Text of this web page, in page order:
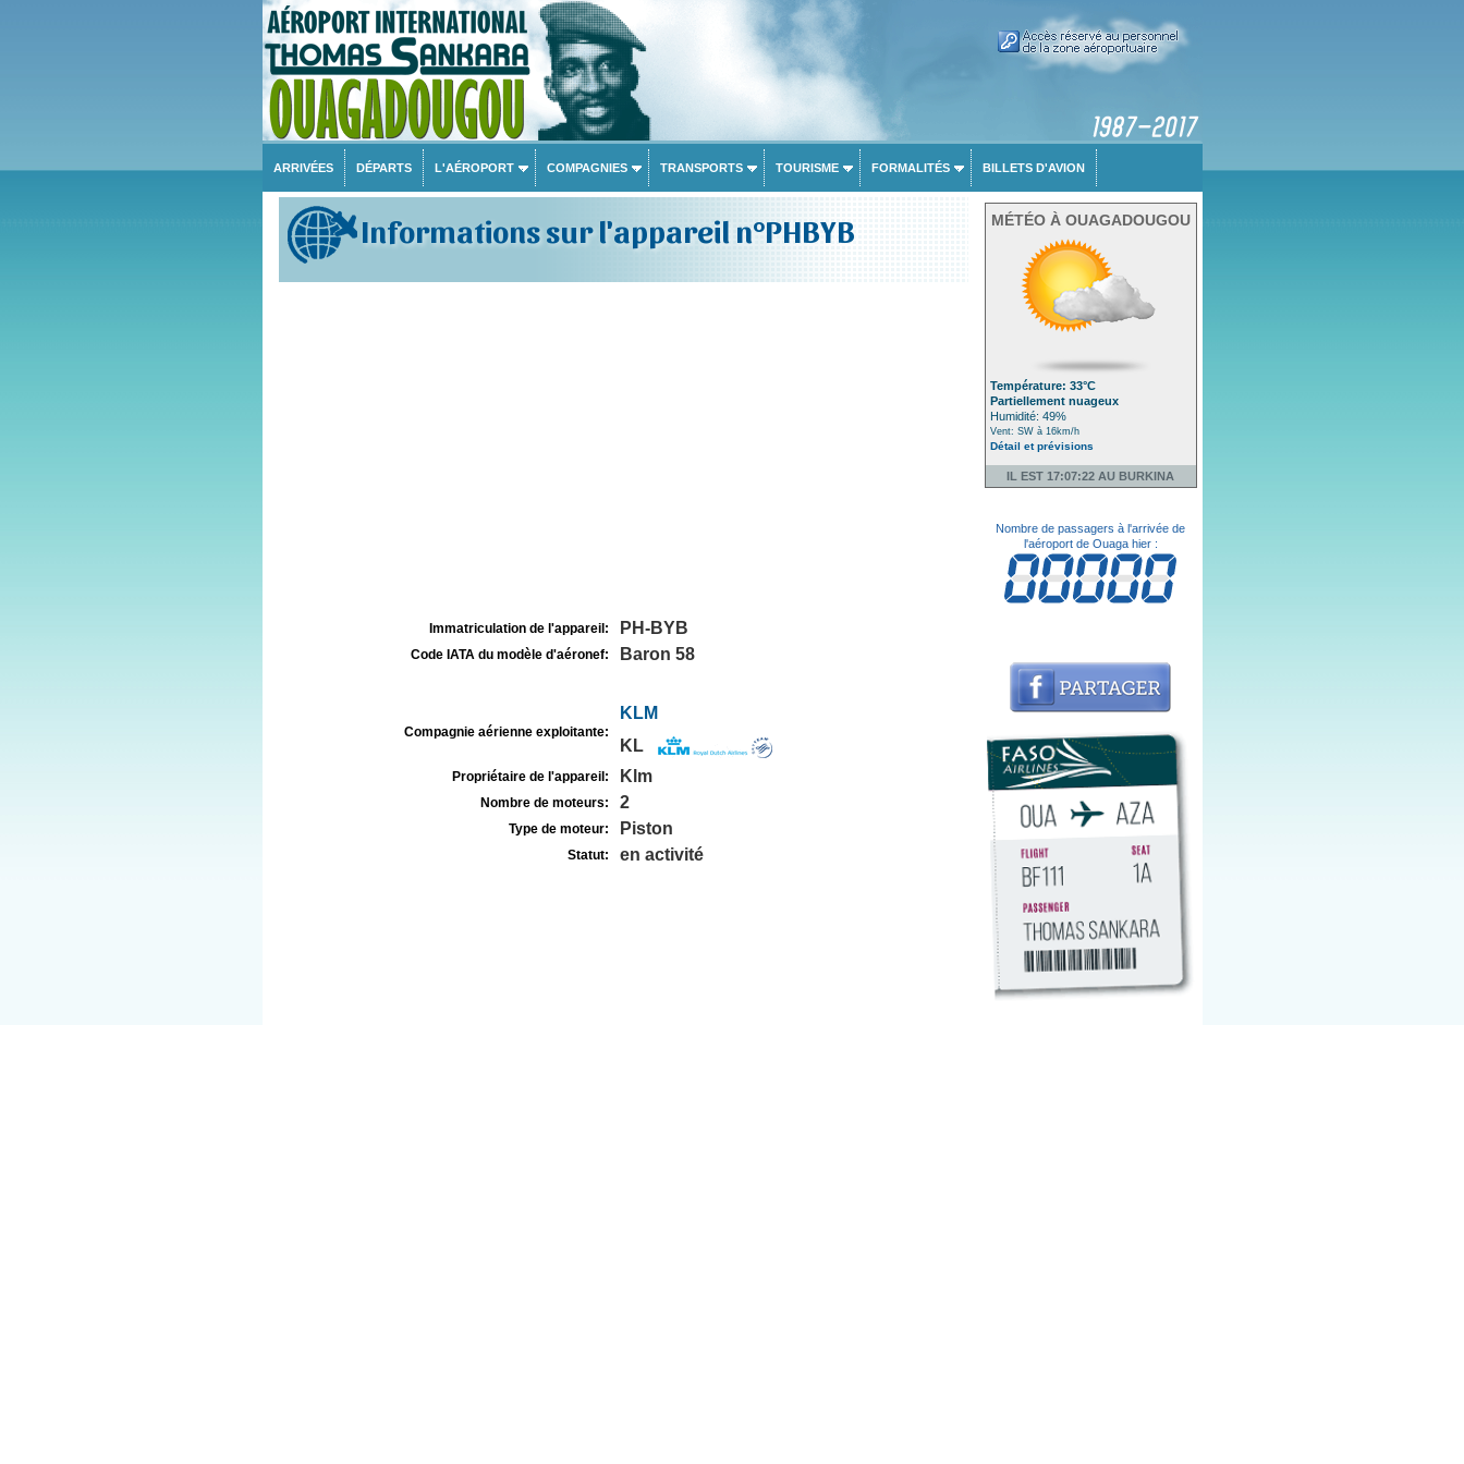
ARRIVÉES DÉPARTS L'AÉROPORT COMPAGNIES TRANSPORTS TOURISME FORMALITÉS BILLETS D'AVION
Informations sur l'appareil n°PHBYB
Immatriculation de l'appareil: PH-BYB
Code IATA du modèle d'aéronef: Baron 58
Compagnie aérienne exploitante:
KLM
KL
Propriétaire de l'appareil: Klm
Nombre de moteurs: 2
Type de moteur: Piston
Statut: en activité
MÉTÉO À OUAGADOUGOU
Température: 33°C
Partiellement nuageux
Humidité: 49%
Vent: SW à 16km/h
Détail et prévisions
IL EST 17:07:22 AU BURKINA
Nombre de passagers à l'arrivée de
l'aéroport de Ouaga hier :